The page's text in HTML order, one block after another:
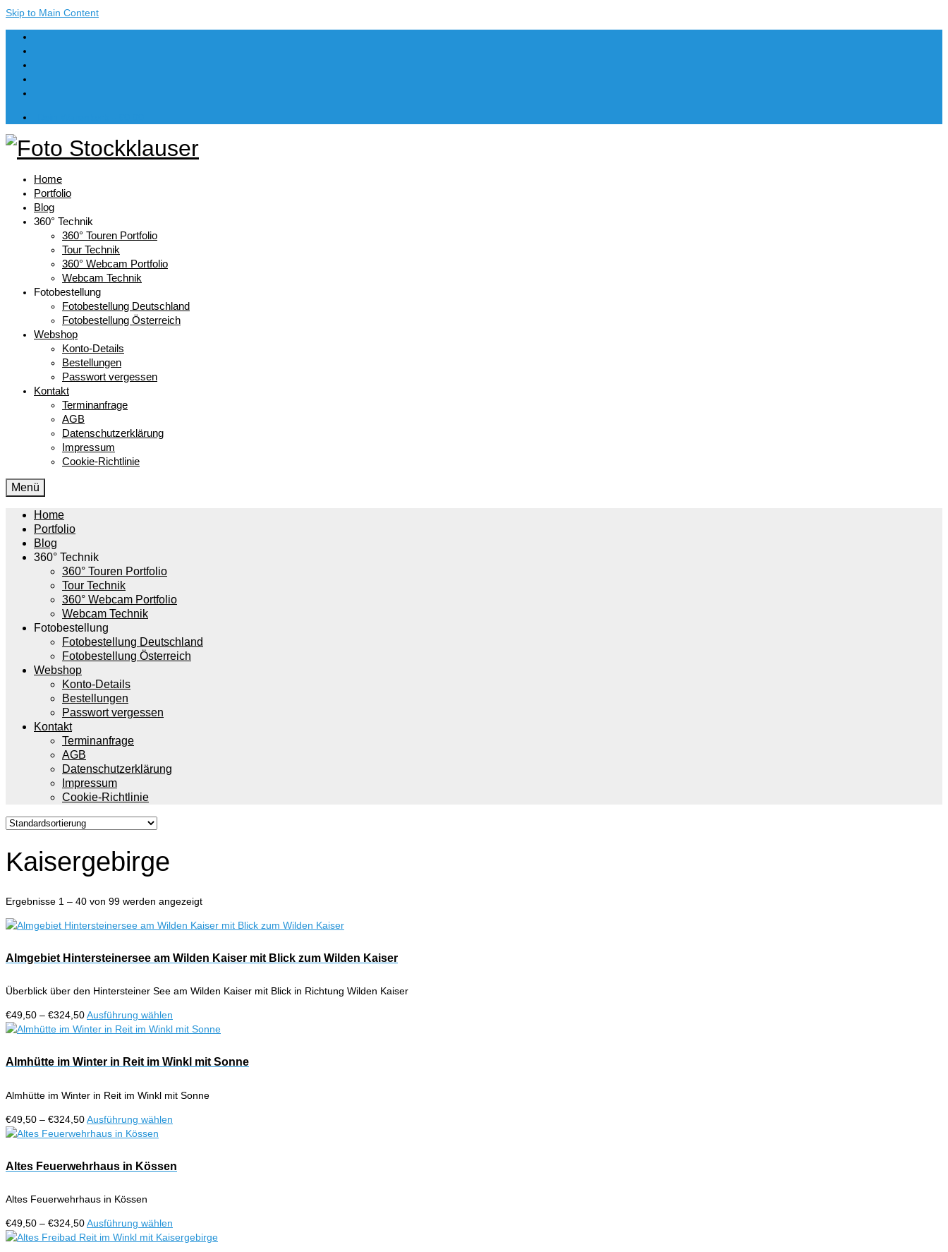
Skip to Main Content
Home
Portfolio
Blog
360° Technik
360° Touren Portfolio
Tour Technik
360° Webcam Portfolio
Webcam Technik
Fotobestellung
Fotobestellung Deutschland
Fotobestellung Österreich
Webshop
Konto-Details
Bestellungen
Passwort vergessen
Kontakt
Terminanfrage
AGB
Datenschutzerklärung
Impressum
Cookie-Richtlinie
Menü
Home
Portfolio
Blog
360° Technik
360° Touren Portfolio
Tour Technik
360° Webcam Portfolio
Webcam Technik
Fotobestellung
Fotobestellung Deutschland
Fotobestellung Österreich
Webshop
Konto-Details
Bestellungen
Passwort vergessen
Kontakt
Terminanfrage
AGB
Datenschutzerklärung
Impressum
Cookie-Richtlinie
Kaisergebirge
Ergebnisse 1 – 40 von 99 werden angezeigt
Almgebiet Hintersteinersee am Wilden Kaiser mit Blick zum Wilden Kaiser
Überblick über den Hintersteiner See am Wilden Kaiser mit Blick in Richtung Wilden Kaiser
€49,50 – €324,50Preisspanne:
€49,50
€324,50
Ausführung wählen
Produkt
mehrere
Varianten
Die
können
Produktseite
Almhütte im Winter in Reit im Winkl mit Sonne
Almhütte im Winter in Reit im Winkl mit Sonne
€49,50 – €324,50Preisspanne:
€49,50
€324,50
Ausführung wählen
Varianten
können
auf
Altes Feuerwehrhaus in Kössen
Altes Feuerwehrhaus in Kössen
€49,50 – €324,50Preisspanne:
€49,50
Ausführung wählen
Produkt